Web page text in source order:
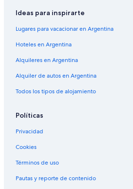
Ideas para inspirarte
Lugares para vacacionar en Argentina
Hoteles en Argentina
Alquileres en Argentina
Alquiler de autos en Argentina
Todos los tipos de alojamiento
Políticas
Privacidad
Cookies
Términos de uso
Pautas y reporte de contenido